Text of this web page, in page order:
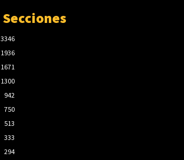
Secciones
3346
1936
1671
1300
942
750
513
333
294